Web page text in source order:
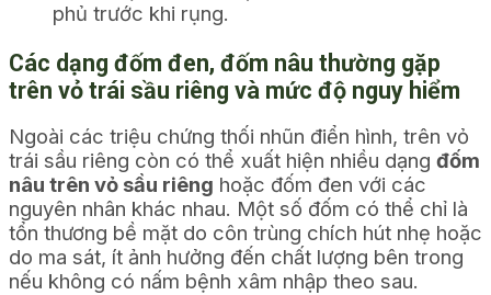
phủ trước khi rụng.
Các dạng đốm đen, đốm nâu thường gặp
trên vỏ trái sầu riêng và mức độ nguy hiểm
Ngoài các triệu chứng thối nhũn điển hình, trên vỏ
trái sầu riêng còn có thể xuất hiện nhiều dạng đốm
nâu trên vỏ sầu riêng hoặc đốm đen với các
nguyên nhân khác nhau. Một số đốm có thể chỉ là
tổn thương bề mặt do côn trùng chích hút nhẹ hoặc
do ma sát, ít ảnh hưởng đến chất lượng bên trong
nếu không có nấm bệnh xâm nhập theo sau.